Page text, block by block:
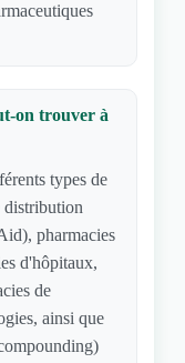
on trouver à
types de
distribution
pharmacies
d'hôpitaux,
de
ainsi que